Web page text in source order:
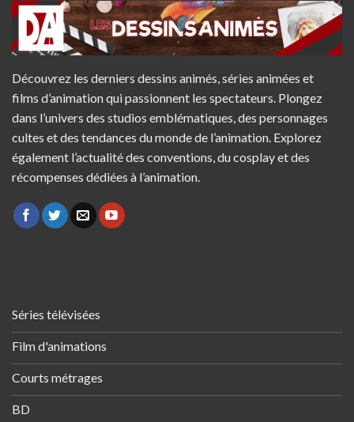
Découvrez les derniers dessins animés, séries animées et
films d’animation qui passionnent les spectateurs. Plongez
dans l’univers des studios emblématiques, des personnages
cultes et des tendances du monde de l’animation. Explorez
également l’actualité des conventions, du cosplay et des
récompenses dédiées à l’animation.
Séries télévisées
Film d'animations
Courts métrages
BD